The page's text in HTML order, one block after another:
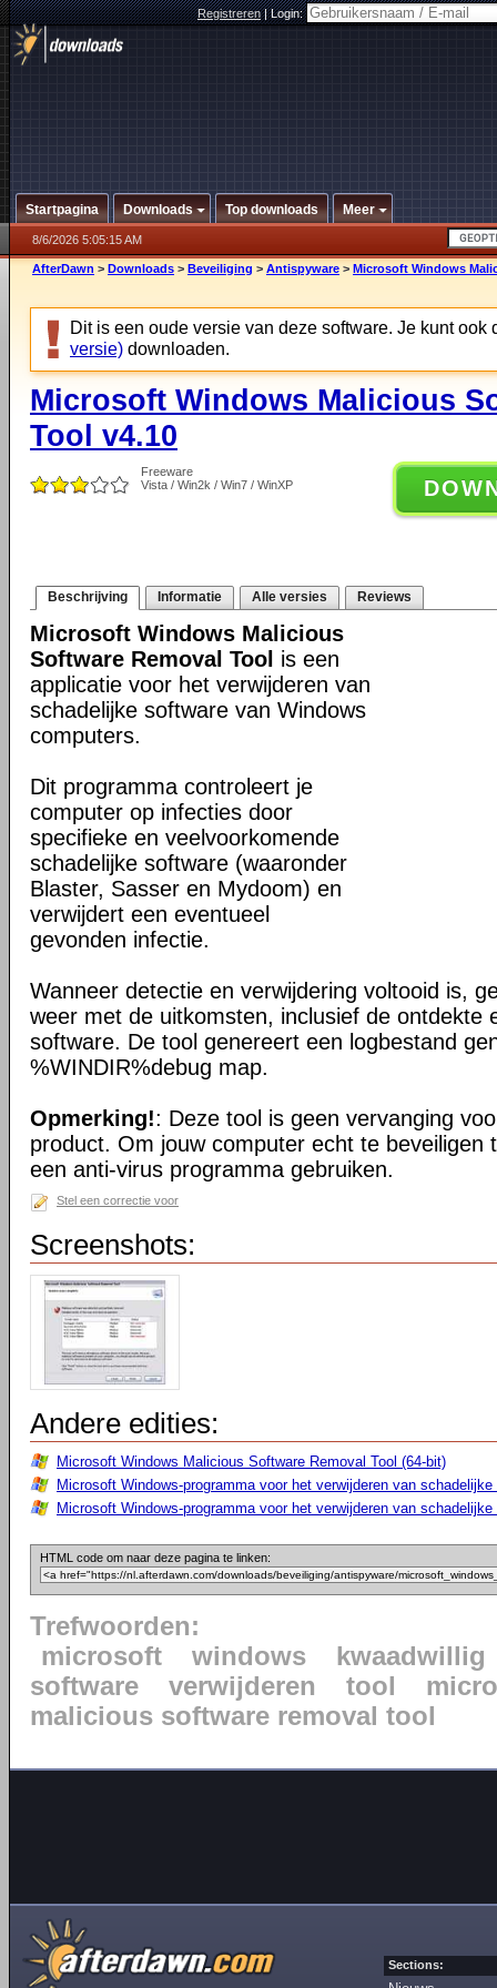
Registreren|Login:
Startpagina Downloads Top downloads Meer
8/6/2026 5:05:15 AM
AfterDawn > Downloads > Beveiliging > Antispyware > Microsoft Windows
Dit is een oude versie van deze software. Je kunt ook
versie) downloaden.
Microsoft Windows Malicious
Tool v4.10
Freeware
Vista / Win2k / Win7 / WinXP
Beschrijving Informatie Alle versies Reviews
Microsoft Windows Malicious
Software Removal Tool is een
applicatie voor het verwijderen van
schadelijke software van Windows
computers.
Dit programma controleert je
computer op infecties door
specifieke en veelvoorkomende
schadelijke software (waaronder
Blaster, Sasser en Mydoom) en
verwijdert een eventueel
gevonden infectie.
Wanneer detectie en verwijdering voltooid is,
weer met de uitkomsten, inclusief de ontdekte
software. De tool genereert een logbestand
%WINDIR%debug map.
Opmerking!: Deze tool is geen vervanging
product. Om jouw computer echt te beveiligen
een anti-virus programma gebruiken.
Stel een correctie voor
Screenshots:
Andere edities:
Microsoft Windows Malicious Software Removal Tool (64-bit)
Microsoft Windows-programma voor het verwijderen van
Microsoft Windows-programma voor het verwijderen van
HTML code om naar deze pagina te linken:
Trefwoorden:
microsoft
windows
kwaadwillig
software
verwijderen tool
malicious software removal tool
Sections: